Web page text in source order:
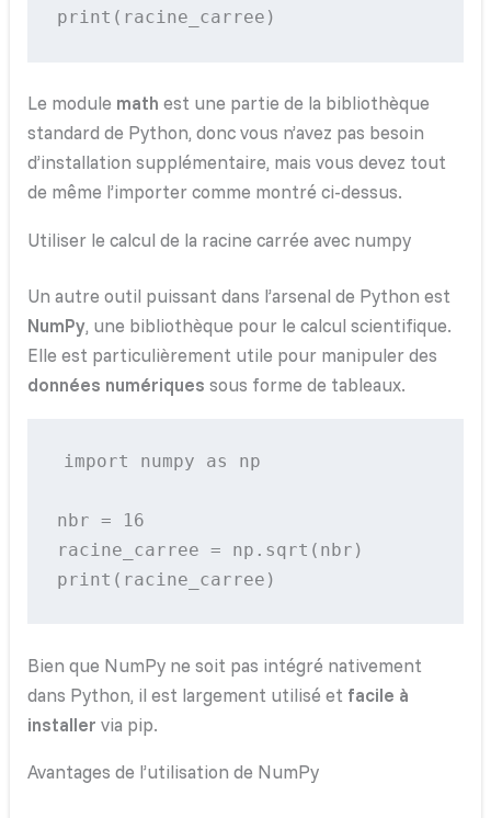
Le module math est une partie de la bibliothèque
standard de Python, donc vous n’avez pas besoin
d’installation supplémentaire, mais vous devez tout
de même l’importer comme montré ci-dessus.
Utiliser le calcul de la racine carrée avec numpy
Un autre outil puissant dans l’arsenal de Python est
NumPy, une bibliothèque pour le calcul scientifique.
Elle est particulièrement utile pour manipuler des
données numériques sous forme de tableaux.
import numpy as np
nbr = 16
racine_carree = np.sqrt(nbr)
Bien que NumPy ne soit pas intégré nativement
dans Python, il est largement utilisé et facile à
installer via pip.
Avantages de l’utilisation de NumPy